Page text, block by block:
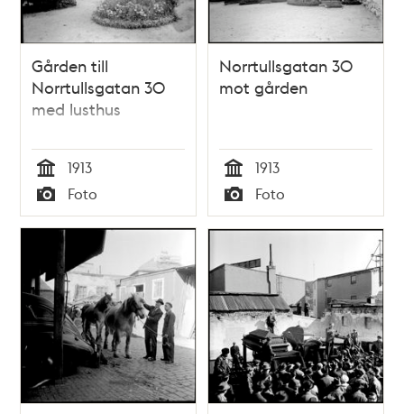
Gården till
Norrtullsgatan 30
med lusthus
Tid
1913
Typ
Foto
Norrtullsgatan 30
mot gården
Tid
1913
Typ
Foto